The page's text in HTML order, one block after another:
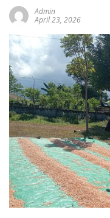
Admin
April 23, 2026